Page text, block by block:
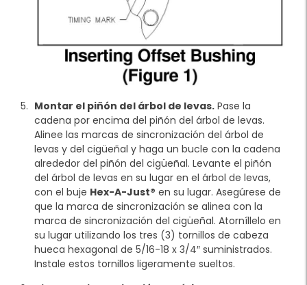
Montar el piñón del árbol de levas. Pase la
cadena por encima del piñón del árbol de levas.
Alinee las marcas de sincronización del árbol de
levas y del cigüeñal y haga un bucle con la cadena
alrededor del piñón del cigüeñal. Levante el piñón
del árbol de levas en su lugar en el árbol de levas,
con el buje Hex-A-Just® en su lugar. Asegúrese de
que la marca de sincronización se alinea con la
marca de sincronización del cigüeñal. Atorníllelo en
su lugar utilizando los tres (3) tornillos de cabeza
hueca hexagonal de 5/16-18 x 3/4″ suministrados.
Instale estos tornillos ligeramente sueltos.